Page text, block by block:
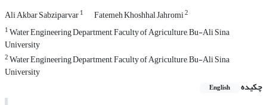
Ali Akbar Sabziparvar1 Fatemeh Khoshhal Jahromi2
1Water Engineering Department, Faculty of Agriculture, Bu-Ali Sina
University
2Water Engineering Department, Faculty of Agriculture, Bu-Ali Sina
University
چکیده
English